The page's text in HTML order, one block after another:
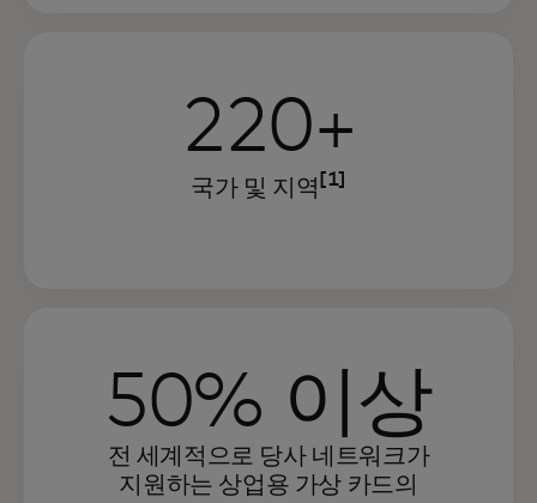
220+
국가 및 지역 [1]
50% 이상
전 세계적으로 당사 네트워크가
지원하는 상업용 가상 카드의